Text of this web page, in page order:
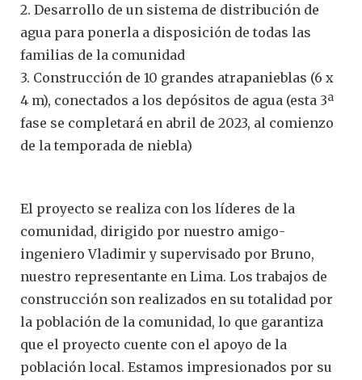
2. Desarrollo de un sistema de distribución de
agua para ponerla a disposición de todas las
familias de la comunidad
3. Construcción de 10 grandes atrapanieblas (6 x
4 m), conectados a los depósitos de agua (esta 3ª
fase se completará en abril de 2023, al comienzo
de la temporada de niebla)
El proyecto se realiza con los líderes de la
comunidad, dirigido por nuestro amigo-
ingeniero Vladimir y supervisado por Bruno,
nuestro representante en Lima. Los trabajos de
construcción son realizados en su totalidad por
la población de la comunidad, lo que garantiza
que el proyecto cuente con el apoyo de la
población local. Estamos impresionados por su